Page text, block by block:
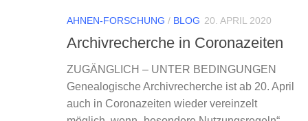
AHNEN-FORSCHUNG / BLOG 20. APRIL 2020
Archivrecherche in Coronazeiten
ZUGÄNGLICH – UNTER BEDINGUNGEN
Genealogische Archivrecherche ist ab 20. April
auch in Coronazeiten wieder vereinzelt